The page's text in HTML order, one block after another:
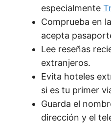
especialmente
Comprueba en
acepta
Lee reseñas
extranjeros.
Evita hoteles
si es tu primer
Guarda el
dirección y el